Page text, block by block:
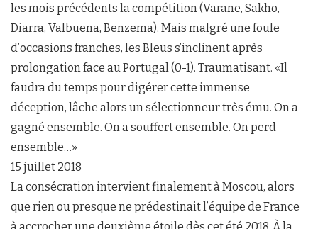
les mois précédents la compétition (Varane, Sakho,
Diarra, Valbuena, Benzema). Mais malgré une foule
d’occasions franches, les Bleus s’inclinent après
prolongation face au Portugal (0-1). Traumatisant. «Il
faudra du temps pour digérer cette immense
déception, lâche alors un sélectionneur très ému. On a
gagné ensemble. On a souffert ensemble. On perd
ensemble…»
15 juillet 2018
La consécration intervient finalement à Moscou, alors
que rien ou presque ne prédestinait l’équipe de France